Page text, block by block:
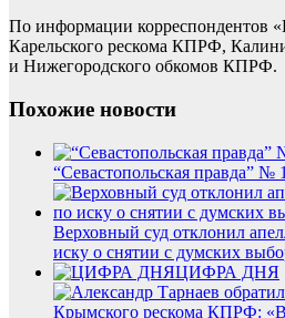
По информации корреспондентов
Карельского рескома КПРФ,
и Нижегородского обкомов КПРФ.
Похожие новости
“Севастопольская правда” №
Верховный суд отклонил
иску о снятии с думских
ЦИФРА ДНЯ